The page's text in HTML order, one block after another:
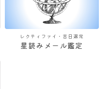
レクティファイ・吉日選定
星読みメール鑑定